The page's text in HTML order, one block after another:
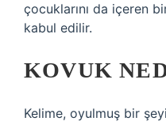
çocuklarını da içeren
kabul edilir.
KOVUK
Kelime, oyulmuş bir